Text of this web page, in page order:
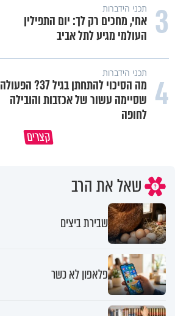
3 תכני הידברות
אחי, מחכים רק לך: יום התפילין
העולמי מגיע לתל אביב
4 תכני הידברות
מה הסיכוי להתחתן בגיל 37? הפעולה
שסיימה עשור של אכזבות והובילה
לחופה
קצרים
תעצרו לפני שאתם מוציאים דיבה על
שאל את הרב
שבירת ביצים
פלאפון לא כשר